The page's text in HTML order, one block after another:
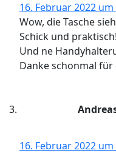
16. Februar 2022
Wow, die Tasche
Schick und praktisch!
Und ne
Danke schonmal für
16. Februar 2022